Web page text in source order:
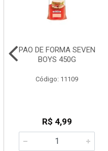
PAO DE FORMA SEVEN
BOYS 450G
Código: 11109
R$ 4,99